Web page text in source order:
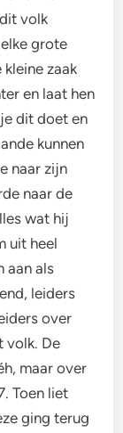
volk
grote
zaak
en laat hen
dit doet en
kunnen
naar zijn
naar de
wat hij
uit heel
aan als
leiders
over
volk. De
maar over
Toen liet
ging terug